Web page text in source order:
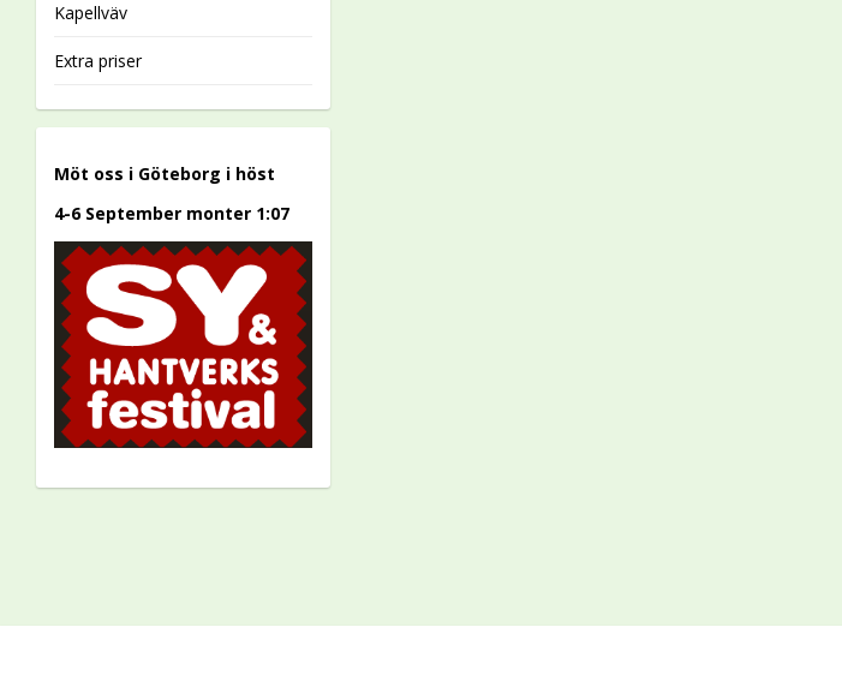
Kapellväv
Extra priser
Möt oss i Göteborg i höst
4-6 September monter 1:07